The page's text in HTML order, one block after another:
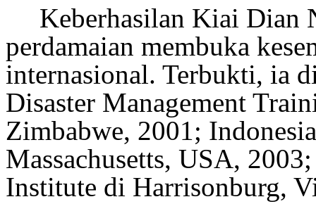
Keberhasilan Kiai Dian
perdamaian membuka
internasional. Terbukti, ia
Disaster Management
Zimbabwe, 2001;
Massachusetts, USA, 2003;
Institute di Harrisonburg,